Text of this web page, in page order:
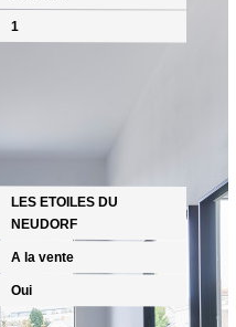
1
LES ETOILES DU
NEUDORF
A la vente
Oui